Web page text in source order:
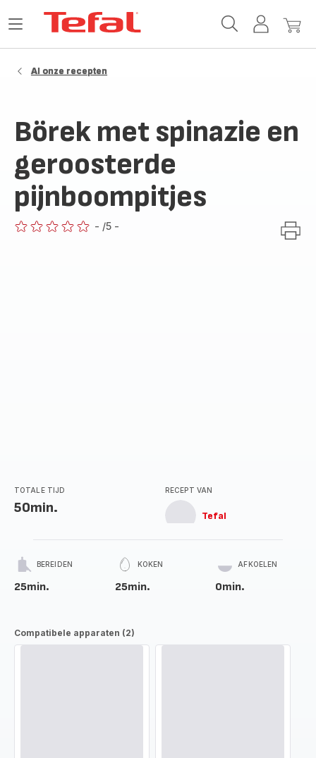
MijnMijn
Open
Al onze recepten
Börek met spinazie en
geroosterde
pijnboompitjes
- /5 -
TOTALE TIJD
50min.
RECEPT VAN
Tefal
BEREIDEN
25min.
KOKEN
25min.
AFKOELEN
0min.
Compatibele apparaten (2)